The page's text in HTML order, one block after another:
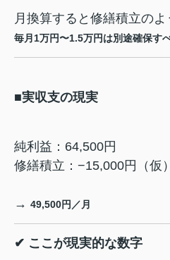
月換算すると修繕積立のよ
毎月1万円〜1.5万円は別途確保す
■実収支の現実
純利益：64,500円
修繕積立：−15,000円（仮）
→ 49,500円／月
✔ ここが現実的な数字